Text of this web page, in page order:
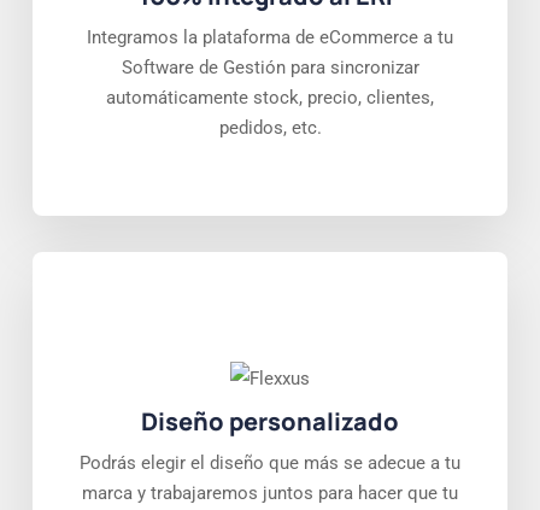
Integramos la plataforma de eCommerce a tu
Software de Gestión para sincronizar
automáticamente stock, precio, clientes,
pedidos, etc.
Diseño personalizado
Podrás elegir el diseño que más se adecue a tu
marca y trabajaremos juntos para hacer que tu